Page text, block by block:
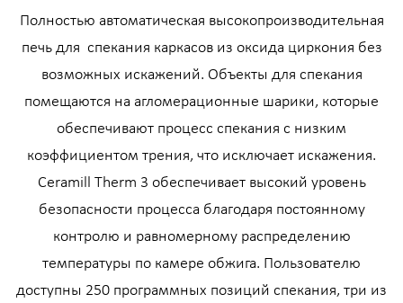
Полностью автоматическая высокопроизводительная
печь для спекания каркасов из оксида циркония без
возможных искажений. Объекты для спекания
помещаются на агломерационные шарики, которые
обеспечивают процесс спекания с низким
коэффициентом трения, что исключает искажения.
Ceramill Therm 3 обеспечивает высокий уровень
безопасности процесса благодаря постоянному
контролю и равномерному распределению
температуры по камере обжига. Пользователю
доступны 250 программных позиций спекания, три из